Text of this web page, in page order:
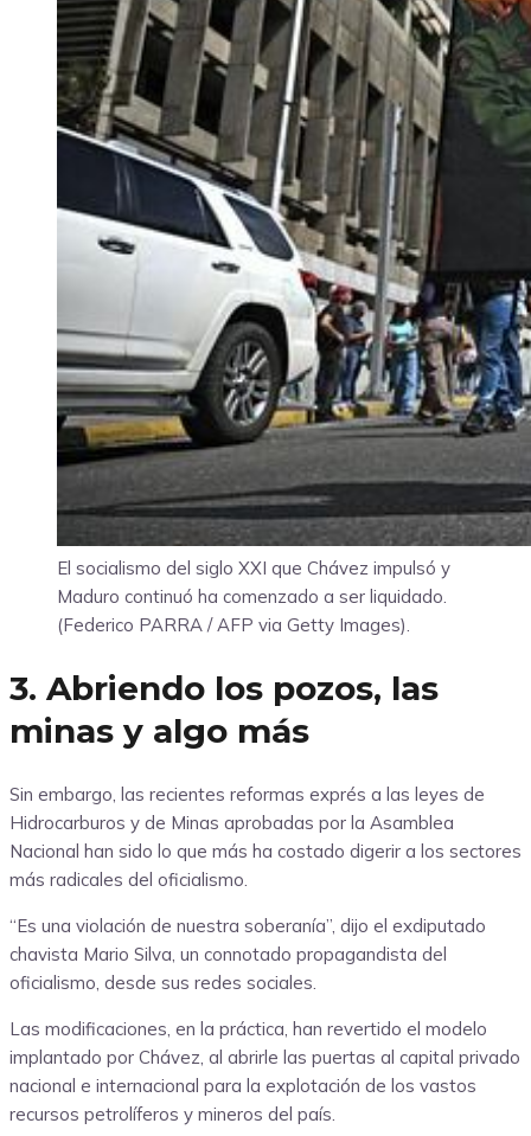
El socialismo del siglo XXI que Chávez impulsó y
Maduro continuó ha comenzado a ser liquidado.
(Federico PARRA / AFP via Getty Images).
3. Abriendo los pozos, las
minas y algo más
Sin embargo, las recientes reformas exprés a las leyes de
Hidrocarburos y de Minas aprobadas por la Asamblea
Nacional han sido lo que más ha costado digerir a los sectores
más radicales del oficialismo.
“Es una violación de nuestra soberanía”, dijo el exdiputado
chavista Mario Silva, un connotado propagandista del
oficialismo, desde sus redes sociales.
Las modificaciones, en la práctica, han revertido el modelo
implantado por Chávez, al abrirle las puertas al capital privado
nacional e internacional para la explotación de los vastos
recursos petrolíferos y mineros del país.